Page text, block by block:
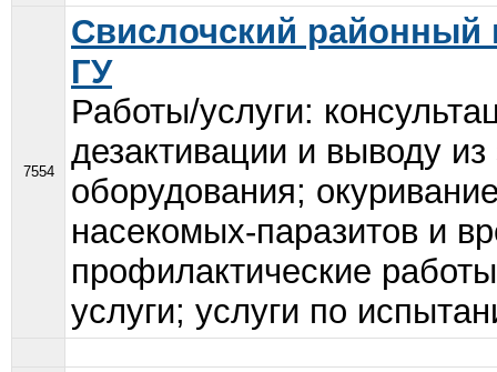
7554
Свислочский районный
ГУ
Работы/услуги:
дезактивации и выводу
оборудования;
насекомых-паразитов и
профилактические
услуги; услуги по